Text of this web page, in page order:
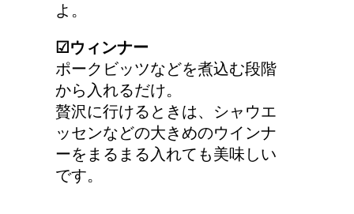
よ。
☑︎ウィンナー
ポークビッツなどを煮込む段階
から入れるだけ。
贅沢に行けるときは、シャウエ
ッセンなどの大きめのウインナ
ーをまるまる入れても美味しい
です。